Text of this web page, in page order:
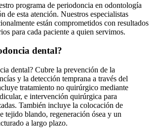
programa de periodoncia en odontología
de esta atención. Nuestros especialistas
están comprometidos con resultados
para cada paciente a quien servimos.
dental?
dental? Cubre la prevención de la
y la detección temprana a través del
tratamiento no quirúrgico mediante
e intervención quirúrgica para
También incluye la colocación de
tejido blando, regeneración ósea y un
a largo plazo.